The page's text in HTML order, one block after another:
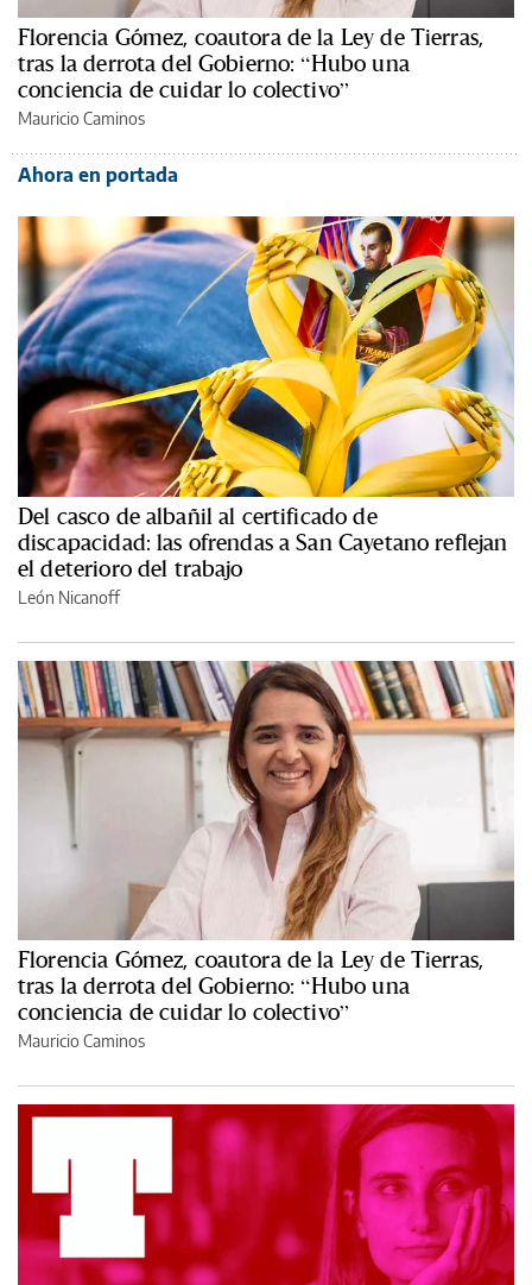
Florencia Gómez, coautora de la Ley de Tierras,
tras la derrota del Gobierno: “Hubo una
conciencia de cuidar lo colectivo”
Mauricio Caminos
Ahora en portada
Del casco de albañil al certificado de
discapacidad: las ofrendas a San Cayetano reflejan
el deterioro del trabajo
León Nicanoff
Florencia Gómez, coautora de la Ley de Tierras,
tras la derrota del Gobierno: “Hubo una
conciencia de cuidar lo colectivo”
Mauricio Caminos